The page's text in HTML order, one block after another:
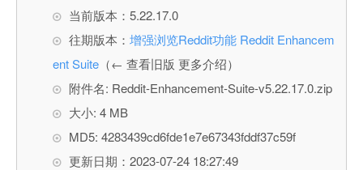
当前版本：5.22.17.0
往期版本： 增强浏览Reddit功能 Reddit Enhancem
ent Suite （← 查看旧版 更多介绍）
附件名: Reddit-Enhancement-Suite-v5.22.17.0.zip
大小: 4 MB
MD5: 4283439cd6fde1e7e67343fddf37c59f
更新日期：2023-07-24 18:27:49